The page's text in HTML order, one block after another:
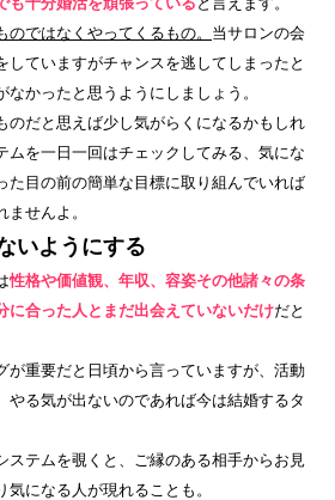
ではなくやってくるもの。 当サロンの会
していますがチャンスを逃してしまったと
かったと思うようにしましょう。
のだと思えば少し気がらくになるかもしれ
ムを一日一回はチェックしてみる、気にな
た目の前の簡単な目標に取り組んでいれば
せんよ。
いようにする
性格や価値観、年収、容姿その他諸々の条
に合った人とまだ出会えていないだけだと
が重要だと日頃から言っていますが、活動
やる気が出ないのであれば今は結婚するタ
ステムを覗くと、ご縁のある相手からお見
になる人が現れることも。